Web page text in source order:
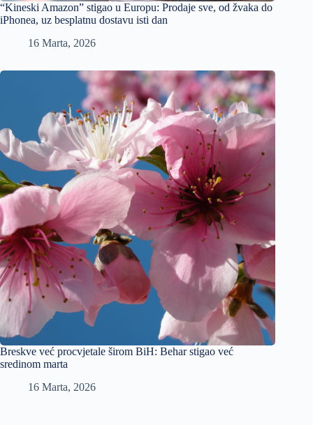
“Kineski Amazon” stigao u Europu: Prodaje sve, od žvaka do
iPhonea, uz besplatnu dostavu isti dan
16 Marta, 2026
Breskve već procvjetale širom BiH: Behar stigao već
sredinom marta
16 Marta, 2026